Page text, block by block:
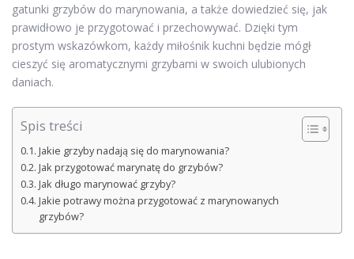
gatunki grzybów do marynowania, a także dowiedzieć się, jak
prawidłowo je przygotować i przechowywać. Dzięki tym
prostym wskazówkom, każdy miłośnik kuchni będzie mógł
cieszyć się aromatycznymi grzybami w swoich ulubionych
daniach.
Spis treści
Jakie grzyby nadają się do marynowania?
Jak przygotować marynatę do grzybów?
Jak długo marynować grzyby?
Jakie potrawy można przygotować z marynowanych
grzybów?